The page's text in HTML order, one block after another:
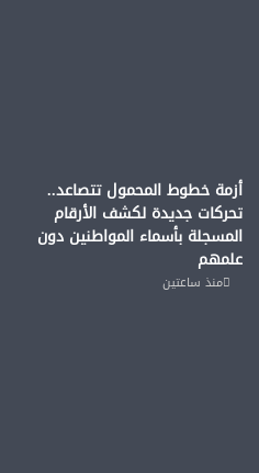
أزمة خطوط المحمول تتصاعد..
تحركات جديدة لكشف الأرقام
المسجلة بأسماء المواطنين دون
علمهم
منذ ساعتين